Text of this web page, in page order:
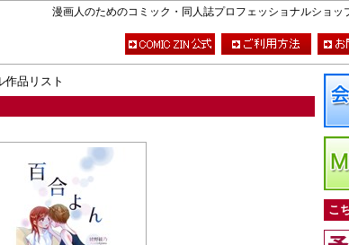
漫画人のためのコミック・同人誌プロフェッショナルショッ
作品リスト
こ